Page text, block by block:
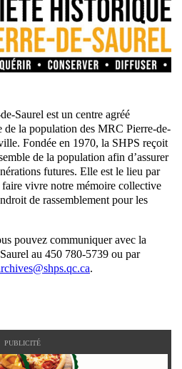
Saurel est un centre agréé
de la population des MRC Pierre-de-
Fondée en 1970, la SHPS reçoit
de la population afin d’assurer
futures. Elle est le lieu par
vivre notre mémoire collective
de rassemblement pour les
pouvez communiquer avec la
au 450 780-5739 ou par
.
PUBLICITÉ